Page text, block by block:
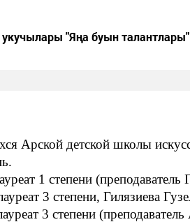
укучылары "Яңа буын
Арской детской школы
1 степени
3 степени, Гилязиева
3 степени